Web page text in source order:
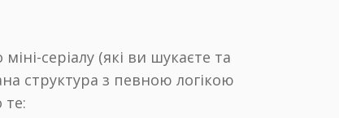
серіалу (які ви шукаєте та
структура з певною логікою
те: